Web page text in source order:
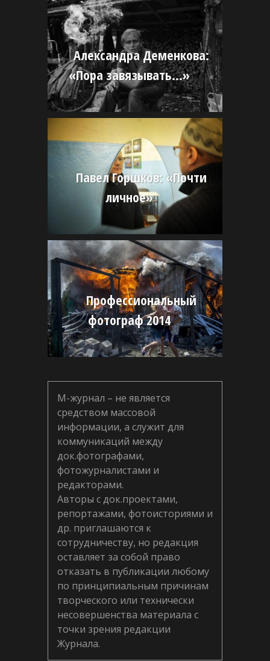
Александра Деменкова:
«Пора завязывать…»
Павел Горшков: «Почти
личное»
Профессиональный
фотограф 2014
М-журнал – не является
средством массовой
информации, а служит для
коммуникаций между
док.фотографами,
фотожурналистами и
редакторами.
Авторы с док.проектами,
репортажами, фотоисториями и
др. приглашаются к
сотрудничеству, но редакция
оставляет за собой право
отказать в публикации любому
по принципиальным причинам
творческого или технически
несовершенства материала с
точки зрения редакции
Журнала.